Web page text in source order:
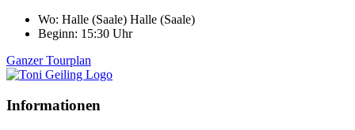
Wo: Halle (Saale) Halle (Saale)
Beginn: 15:30 Uhr
Ganzer Tourplan
Informationen